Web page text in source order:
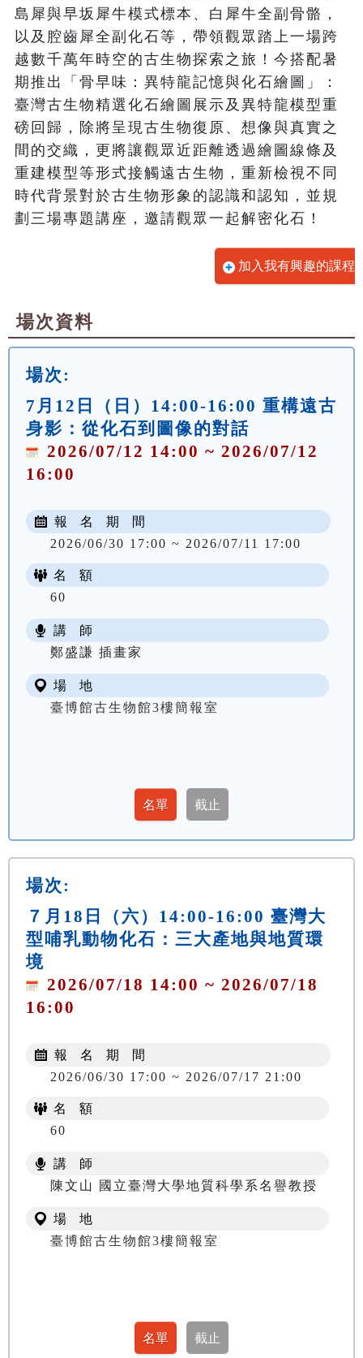
島犀與早坂犀牛模式標本、白犀牛全副骨骼，
以及腔齒犀全副化石等，帶領觀眾踏上一場跨
越數千萬年時空的古生物探索之旅！今搭配暑
期推出「骨早味：異特龍記憶與化石繪圖」：
臺灣古生物精選化石繪圖展示及異特龍模型重
磅回歸，除將呈現古生物復原、想像與真實之
間的交織，更將讓觀眾近距離透過繪圖線條及
重建模型等形式接觸遠古生物，重新檢視不同
時代背景對於古生物形象的認識和認知，並規
劃三場專題講座，邀請觀眾一起解密化石！
加入我有興趣的課程
場次資料
場次:
7月12日（日）14:00-16:00 重構遠古
身影：從化石到圖像的對話
2026/07/12 14:00 ~ 2026/07/12
16:00
報 名 期 間
2026/06/30 17:00 ~ 2026/07/11 17:00
名 額
60
講 師
鄭盛謙 插畫家
場 地
臺博館古生物館3樓簡報室
場次:
７月18日（六）14:00-16:00 臺灣大
型哺乳動物化石：三大產地與地質環
境
2026/07/18 14:00 ~ 2026/07/18
16:00
報 名 期 間
2026/06/30 17:00 ~ 2026/07/17 21:00
名 額
60
講 師
陳文山 國立臺灣大學地質科學系名譽教授
場 地
臺博館古生物館3樓簡報室